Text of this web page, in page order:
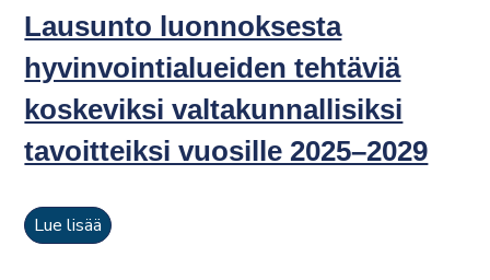
Lausunto luonnoksesta
hyvinvointialueiden tehtäviä
koskeviksi valtakunnallisiksi
tavoitteiksi vuosille 2025–2029
Lue lisää